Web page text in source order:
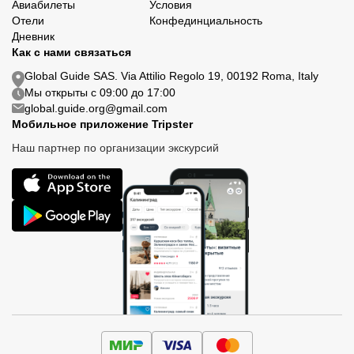
Авиабилеты
Отели
Дневник
Условия
Конфединциальность
Как с нами связаться
Global Guide SAS. Via Attilio Regolo 19, 00192 Roma, Italy
Мы открыты с 09:00 до 17:00
global.guide.org@gmail.com
Мобильное приложение Tripster
Наш партнер по организации экскурсий